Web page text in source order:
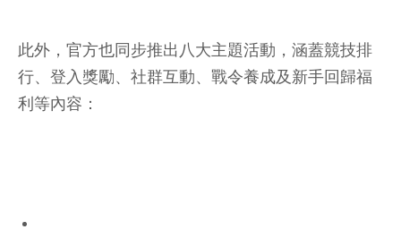
此外，官方也同步推出八大主題活動，涵蓋競技排
行、登入獎勵、社群互動、戰令養成及新手回歸福
利等內容：